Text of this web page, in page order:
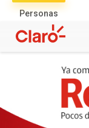
Personas
productos